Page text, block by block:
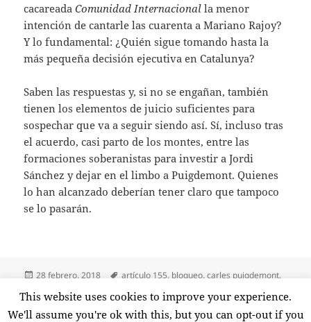
cacareadaComunidad Internacional la menor
intención de cantarle las cuarenta a Mariano Rajoy?
Y lo fundamental: ¿Quién sigue tomando hasta la
más pequeña decisión ejecutiva en Catalunya?
Saben las respuestas y, si no se engañan, también
tienen los elementos de juicio suficientes para
sospechar que va a seguir siendo así. Sí, incluso tras
el acuerdo, casi parto de los montes, entre las
formaciones soberanistas para investir a Jordi
Sánchez y dejar en el limbo a Puigdemont. Quienes
lo han alcanzado deberían tener claro que tampoco
se lo pasarán.
Publicado
28 febrero, 2018 Etiquetas
artículo 155, bloqueo,carles puigdemont,
sánchez,psrisión,república catalana 1 comentarioen Sin novedad
This website uses cookies to improve your experience.
We'll assume you're ok with this, but you can opt-out if you